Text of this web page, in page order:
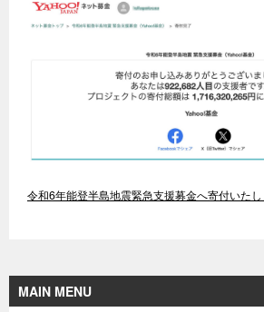
令和6年能登半島地震緊急支援募金へ寄付いたし
MAIN MENU